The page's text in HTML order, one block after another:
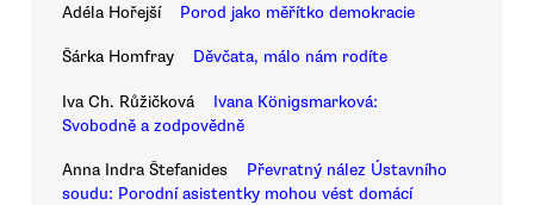
Adéla Hořejší Porod jako měřítko demokracie
Šárka Homfray Děvčata, málo nám rodíte
Iva Ch. Růžičková
Ivana Königsmarková:
Svobodně a zodpovědně
Anna Indra Štefanides
Převratný nález Ústavního
soudu: Porodní asistentky mohou vést domácí